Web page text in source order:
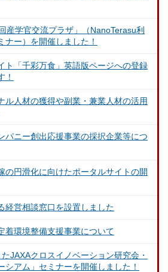
産学官交流プラザ」（NanoTerasu利
ナー）を開催しました！
ト「千彩万食」英語版ページへの登録
！
ル人材の獲得や副業・兼業人材の活用
パニー創出応援事業の採択企業等につ
円滑化に向けたポータルサイトの開
経営相談窓口を設置しました
着環境整備支援事業について
JAXAクロスイノベーション研究会・
シアム」セミナーを開催しました！